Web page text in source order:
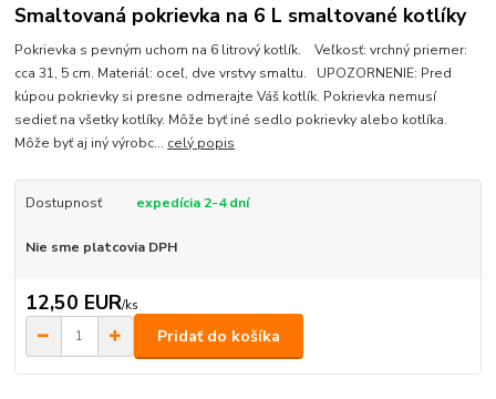
Smaltovaná pokrievka na 6 L smaltované kotlíky
Pokrievka s pevným uchom na 6 litrový kotlík. Veľkosť: vrchný priemer:
cca 31, 5 cm. Materiál: oceľ, dve vrstvy smaltu. UPOZORNENIE: Pred
kúpou pokrievky si presne odmerajte Váš kotlík. Pokrievka nemusí
sedieť na všetky kotlíky. Môže byť iné sedlo pokrievky alebo kotlíka.
Môže byť aj iný výrobc... celý popis
Dostupnosť expedícia 2-4 dní
Nie sme platcovia DPH
12,50 EUR/ks
Pridať do košíka